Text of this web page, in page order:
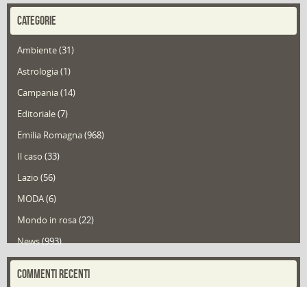
CATEGORIE
Ambiente(31)
Astrologia(1)
Campania(14)
Editoriale(7)
Emilia Romagna(968)
Il caso (33)
Lazio (56)
MODA(6)
Mondo in rosa(22)
News(993)
Portfolio(1)
COMMENTI RECENTI